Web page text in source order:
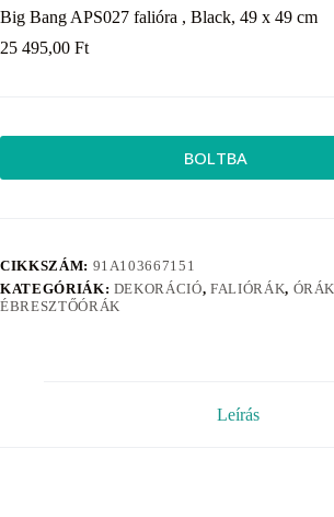
Big Bang APS027 falióra , Black, 49 x 49 cm
25 495,00 Ft
BOLTBA
CIKKSZÁM: 91A103667151
KATEGÓRIÁK: DEKORÁCIÓ, FALIÓRÁK,
ÉBRESZTŐÓRÁK
Leírás